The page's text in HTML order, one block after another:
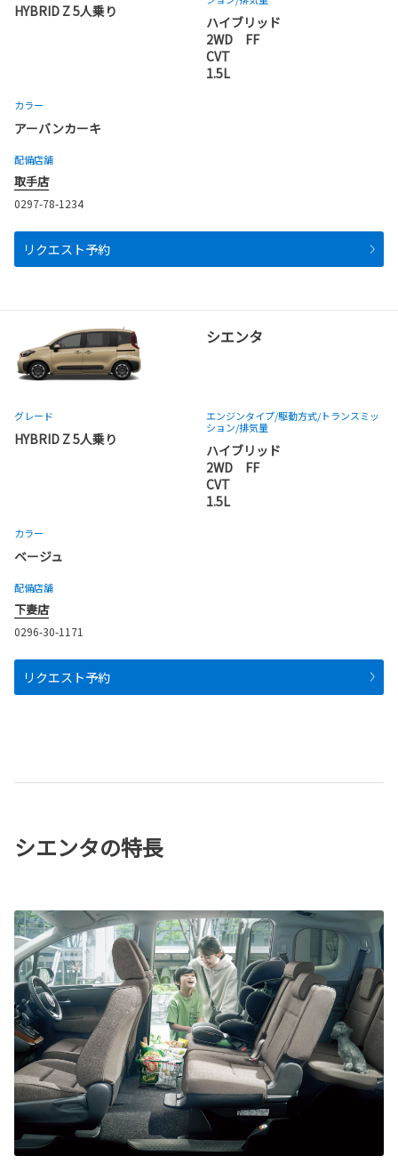
HYBRID Z 5人乗り
ハイブリッド
2WD FF
CVT
1.5L
カラー
アーバンカーキ
配備店舗
取手店
0297-78-1234
リクエスト予約
シエンタ
グレード
HYBRID Z 5人乗り
エンジンタイプ/駆動方式/トランスミッ
ション/排気量
ハイブリッド
2WD FF
CVT
1.5L
カラー
ベージュ
配備店舗
下妻店
0296-30-1171
リクエスト予約
シエンタの特長